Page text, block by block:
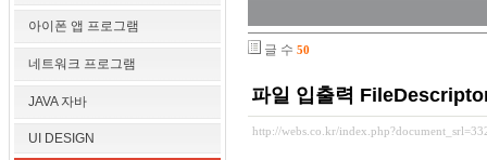
아이폰 앱 프로그램
네트워크 프로그램
JAVA 자바
UI DESIGN
글 수 50
파일 입출력
http://webs.co.kr/